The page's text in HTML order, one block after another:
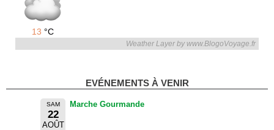
13 °C
Weather Layer by www.BlogoVoyage.fr
EVÉNEMENTS À VENIR
SAM
22
AOÛT
Marche Gourmande